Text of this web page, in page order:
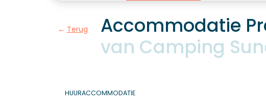
Terug
Accommodatie
van Camping
HUURACCOMMODATIE